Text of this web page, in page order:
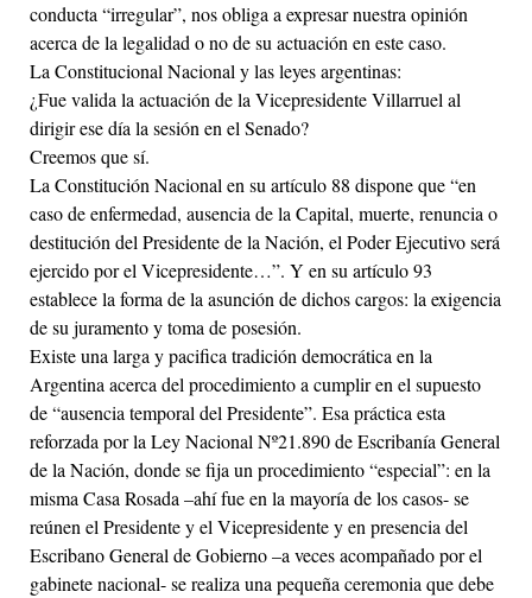
conducta “irregular”, nos obliga a expresar nuestra opinión
acerca de la legalidad o no de su actuación en este caso.
La Constitucional Nacional y las leyes argentinas:
¿Fue valida la actuación de la Vicepresidente Villarruel al
dirigir ese día la sesión en el Senado?
Creemos que sí.
La Constitución Nacional en su artículo 88 dispone que “en
caso de enfermedad, ausencia de la Capital, muerte, renuncia o
destitución del Presidente de la Nación, el Poder Ejecutivo será
ejercido por el Vicepresidente…”. Y en su artículo 93
establece la forma de la asunción de dichos cargos: la exigencia
de su juramento y toma de posesión.
Existe una larga y pacifica tradición democrática en la
Argentina acerca del procedimiento a cumplir en el supuesto
de “ausencia temporal del Presidente”. Esa práctica esta
reforzada por la Ley Nacional Nº21.890 de Escribanía General
de la Nación, donde se fija un procedimiento “especial”: en la
misma Casa Rosada –ahí fue en la mayoría de los casos- se
reúnen el Presidente y el Vicepresidente y en presencia del
Escribano General de Gobierno –a veces acompañado por el
gabinete nacional- se realiza una pequeña ceremonia que debe